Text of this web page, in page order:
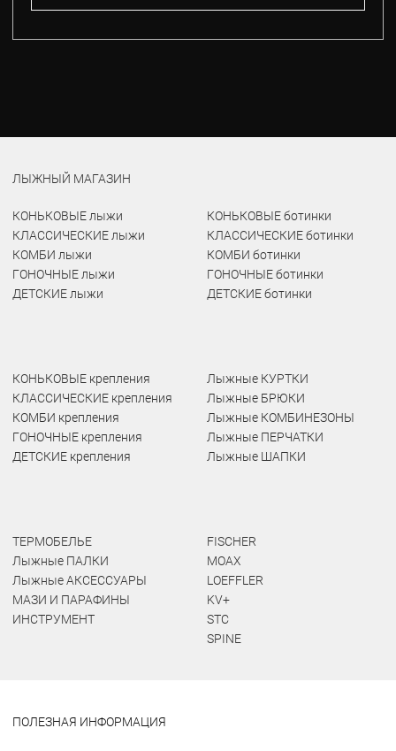
ЛЫЖНЫЙ МАГАЗИН
КОНЬКОВЫЕ лыжи
КЛАССИЧЕСКИЕ лыжи
КОМБИ лыжи
ГОНОЧНЫЕ лыжи
ДЕТСКИЕ лыжи
КОНЬКОВЫЕ ботинки
КЛАССИЧЕСКИЕ ботинки
КОМБИ ботинки
ГОНОЧНЫЕ ботинки
ДЕТСКИЕ ботинки
КОНЬКОВЫЕ крепления
КЛАССИЧЕСКИЕ крепления
КОМБИ крепления
ГОНОЧНЫЕ крепления
ДЕТСКИЕ крепления
Лыжные КУРТКИ
Лыжные БРЮКИ
Лыжные КОМБИНЕЗОНЫ
Лыжные ПЕРЧАТКИ
Лыжные ШАПКИ
ТЕРМОБЕЛЬЕ
Лыжные ПАЛКИ
Лыжные АКСЕССУАРЫ
МАЗИ И ПАРАФИНЫ
ИНСТРУМЕНТ
FISCHER
MOAX
LOEFFLER
KV+
STC
SPINE
ПОЛЕЗНАЯ ИНФОРМАЦИЯ